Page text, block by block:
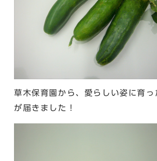
草木保育園から、愛らしい姿に育っ
が届きました！